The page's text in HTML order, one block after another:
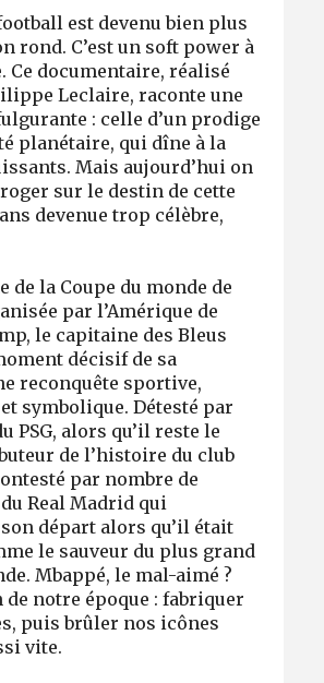
est devenu bien plus
rond. C’est un soft power à
Ce documentaire, réalisé
Leclaire, raconte une
: celle d’un prodige
planétaire, qui dîne à la
Mais aujourd’hui on
sur le destin de cette
devenue trop célèbre,
de la Coupe du monde de
par l’Amérique de
le capitaine des Bleus
décisif de sa
reconquête sportive,
symbolique. Détesté par
PSG, alors qu’il reste le
de l’histoire du club
par nombre de
Real Madrid qui
départ alors qu’il était
le sauveur du plus grand
Mbappé, le mal-aimé ?
de notre époque : fabriquer
puis brûler nos icônes
vite.